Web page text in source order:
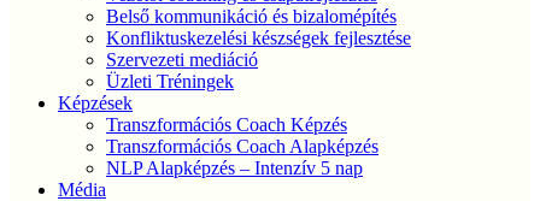
Belső kommunikáció és bizalomépítés
Konfliktuskezelési készségek fejlesztése
Szervezeti mediáció
Üzleti Tréningek
Képzések
Transzformációs Coach Képzés
Transzformációs Coach Alapképzés
NLP Alapképzés – Intenzív 5 nap
Média